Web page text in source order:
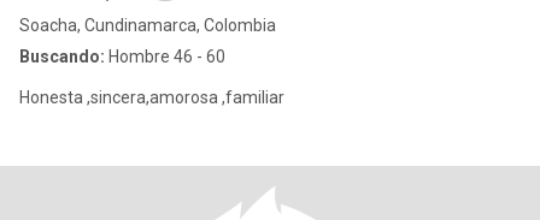
Soacha, Cundinamarca, Colombia
Buscando: Hombre 46 - 60
Honesta ,sincera,amorosa ,familiar